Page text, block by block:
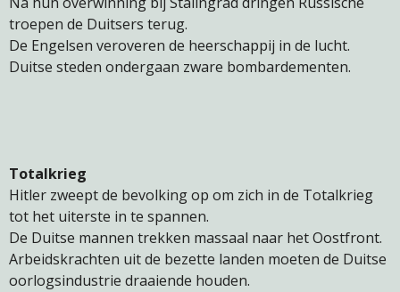
troepen de Duitsers terug.
De Engelsen veroveren de heerschappij in de lucht.
Duitse steden ondergaan zware bombardementen.
Totalkrieg
Hitler zweept de bevolking op om zich in de Totalkrieg
tot het uiterste in te spannen.
De Duitse mannen trekken massaal naar het Oostfront.
Arbeidskrachten uit de bezette landen moeten de Duitse
oorlogsindustrie draaiende houden.